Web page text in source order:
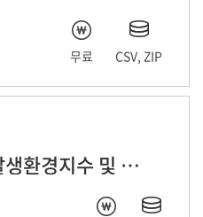
무료 CSV, ZIP
전국 셀단위 산불발생환경지수 및 발생정보